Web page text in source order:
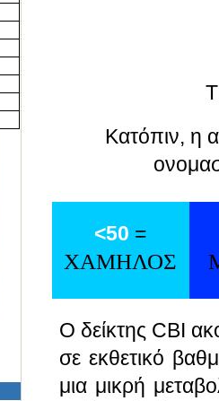
Κατόπιν, η
<50 =
ΧΑΜΗΛΟΣ
Ο δείκτης CBI
σε εκθετικό
μια μικρή